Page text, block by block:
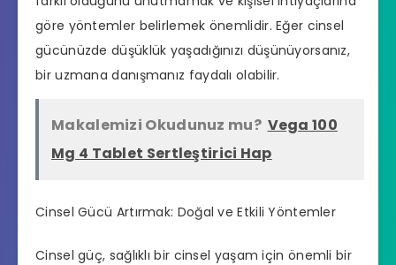
göre yöntemler belirlemek önemlidir. Eğer cinsel
gücünüzde düşüklük yaşadığınızı düşünüyorsanız,
bir uzmana danışmanız faydalı olabilir.
Makalemizi Okudunuz mu? Vega 100
Mg 4 Tablet Sertleştirici Hap
Cinsel Gücü Artırmak: Doğal ve Etkili Yöntemler
Cinsel güç, sağlıklı bir cinsel yaşam için önemli bir